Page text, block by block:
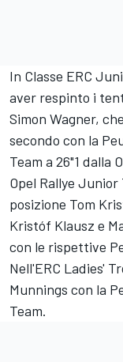
In Classe ERC
aver respinto i
Simon Wagner,
secondo con la
Team a 26"1 dalla
Opel Rallye
posizione Tom
Kristóf Klausz e
con le rispettive
Nell'ERC Ladies'
Munnings con la
Team.